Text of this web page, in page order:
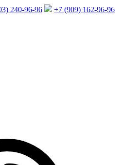
240-96-96 +7 (909) 162-96-96